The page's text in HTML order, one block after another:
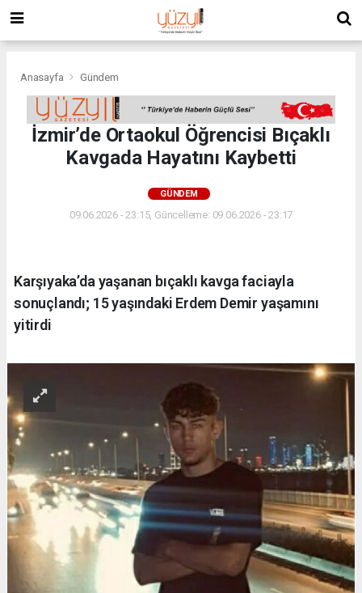
Anasayfa Gündem
İzmir’de Ortaokul Öğrencisi Bıçaklı
Kavgada Hayatını Kaybetti
GÜNDEM
09.06.2026 - 23:15, Güncelleme: 09.06.2026 - 23:17
Karşıyaka’da yaşanan bıçaklı kavga faciayla
sonuçlandı; 15 yaşındaki Erdem Demir yaşamını
yitirdi